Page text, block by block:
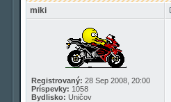
miki
Registrovaný: 28 Sep 2008, 20:00
Príspevky: 1058
Bydlisko: Uničov